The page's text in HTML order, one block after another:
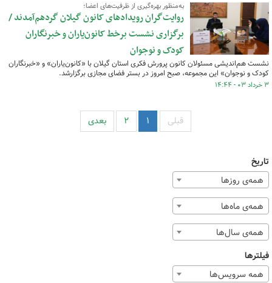
به‌منظور بهره‌گیری از ظرفیت‌های اعضا؛
روایت‌گران رویدادهای کانون گیلان گردهم‌آمدند /
برگزاری نشست برخط کانون‌یاران و خبرنگاران
کودک و نوجوان
نشست هم‌اندیشی مسئولان کانون پرورش فکری استان گیلان با «کانون‌یاران» و «خبرنگاران
کودک و نوجوان» این مجموعه، صبح امروز در بستر فضای مجازی برگزارشد.
۳ خرداد ۰۳ - ۱۴:۴۴
قبلی ۱ ۲ بعدی
تاریخ
همه‌ی روزها
همه‌ی ماه‌ها
همه‌ی سال‌ها
فیلترها
همه سرویس‌ها